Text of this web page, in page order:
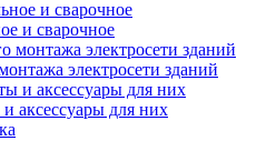
и сварочное
электросети зданий
аксессуары для них